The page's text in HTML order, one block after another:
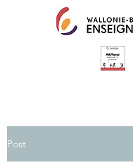
Post